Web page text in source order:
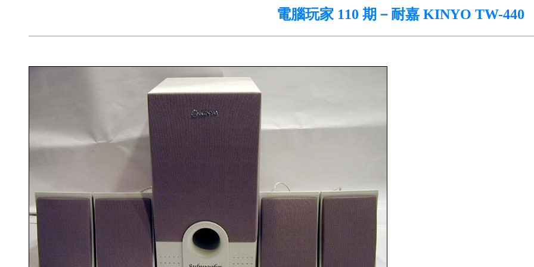
電腦玩家 110 期－耐嘉 KINYO TW-440